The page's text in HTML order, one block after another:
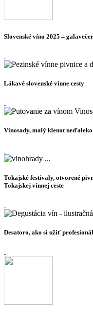
Slovenské víno 2025 –
Lákavé slovenské vínne cesty
Vinosady, malý klenot
Tokajské festivaly, otvorené
Tokajskej vínnej ceste
Desatoro, ako si užiť